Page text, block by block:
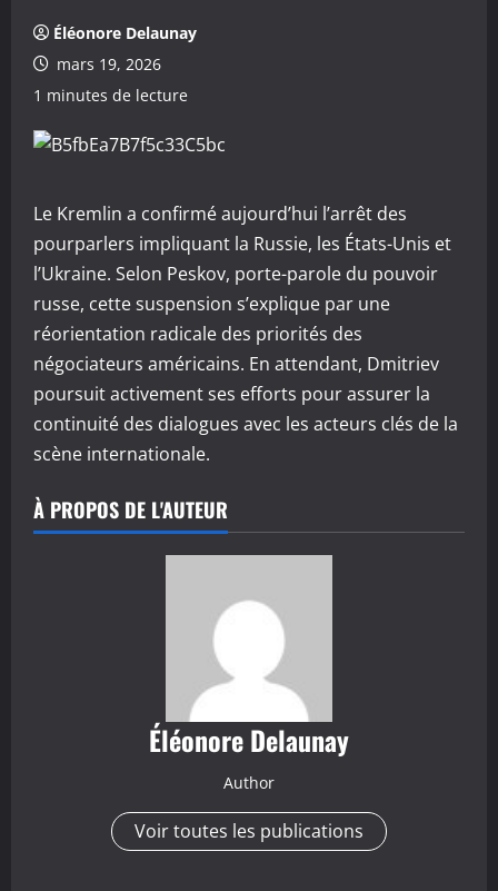
Éléonore Delaunay
mars 19, 2026
1 minutes de lecture
Le Kremlin a confirmé aujourd’hui l’arrêt des
pourparlers impliquant la Russie, les États-Unis et
l’Ukraine. Selon Peskov, porte-parole du pouvoir
russe, cette suspension s’explique par une
réorientation radicale des priorités des
négociateurs américains. En attendant, Dmitriev
poursuit activement ses efforts pour assurer la
continuité des dialogues avec les acteurs clés de la
scène internationale.
À PROPOS DE L'AUTEUR
Éléonore Delaunay
Author
Voir toutes les publications